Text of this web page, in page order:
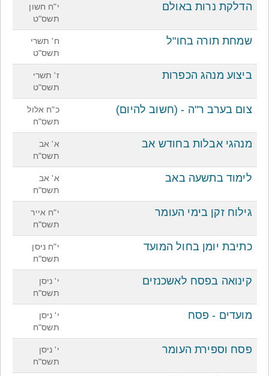
הדלקת נרות באולם
י"ח חשון
תשס"ט
שמחת תורה בחו"ל
ח' תשרי
תשס"ט
ביצוע מנהג הכפרות
ז' תשרי
תשס"ט
צום בערב ר"ה - (חשוב להיום)
כ"ח אלול
תשס"ח
מנהגי אבלות בחודש אב
א' אב
תשס"ח
לימוד בתשעה באב
א' אב
תשס"ח
גילוח זקן בימי העומר
י"ח אייר
תשס"ח
כתיבת יומן בחול המועד
י"ח ניסן
תשס"ח
קינואה בפסח לאשכנזים
י' ניסן
תשס"ח
מועדים - פסח
י' ניסן
תשס"ח
פסח וספירת העומר
י' ניסן
תשס"ח